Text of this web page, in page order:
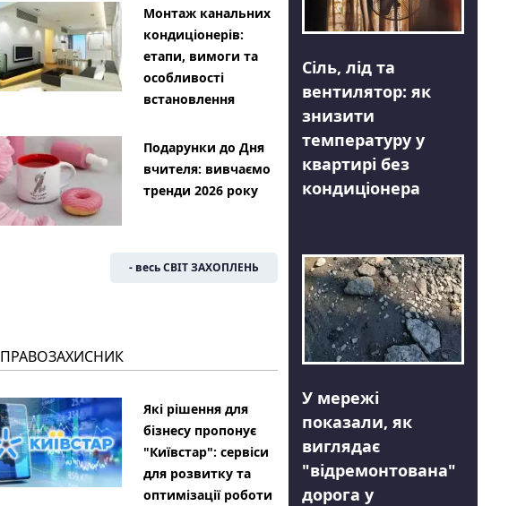
Монтаж канальних
кондиціонерів:
етапи, вимоги та
особливості
встановлення
Подарунки до Дня
вчителя: вивчаємо
тренди 2026 року
- весь СВІТ ЗАХОПЛЕНЬ
ПРАВОЗАХИСНИК
Які рішення для
бізнесу пропонує
"Київстар": сервіси
для розвитку та
оптимізації роботи
Сіль, лід та
вентилятор: як
знизити
температуру у
квартирі без
кондиціонера
У мережі
показали, як
виглядає
"відремонтована"
дорога у